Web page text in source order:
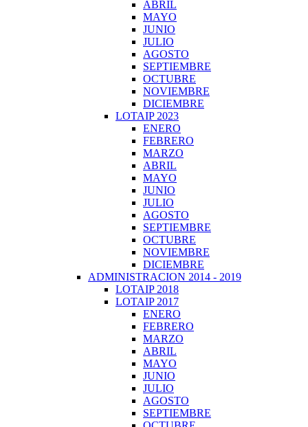
ABRIL
MAYO
JUNIO
JULIO
AGOSTO
SEPTIEMBRE
OCTUBRE
NOVIEMBRE
DICIEMBRE
LOTAIP 2023
ENERO
FEBRERO
MARZO
ABRIL
MAYO
JUNIO
JULIO
AGOSTO
SEPTIEMBRE
OCTUBRE
NOVIEMBRE
DICIEMBRE
ADMINISTRACION 2014 - 2019
LOTAIP 2018
LOTAIP 2017
ENERO
FEBRERO
MARZO
ABRIL
MAYO
JUNIO
JULIO
AGOSTO
SEPTIEMBRE